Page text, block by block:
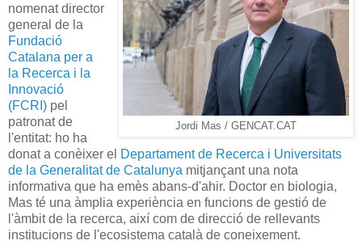
Jordi Mas / GENCAT.CAT
nomenat director
general de la
Fundació
Catalana per a
la Recerca i la
Innovació
(FCRI) pel
patronat de
l'entitat: ho ha
donat a conèixer el Departament de Recerca i Universitats
de la Generalitat de Catalunya mitjançant una nota
informativa que ha emès abans-d'ahir. Doctor en biologia,
Mas té una àmplia experiència en funcions de gestió de
l'àmbit de la recerca, així com de direcció de rellevants
institucions de l'ecosistema català de coneixement.